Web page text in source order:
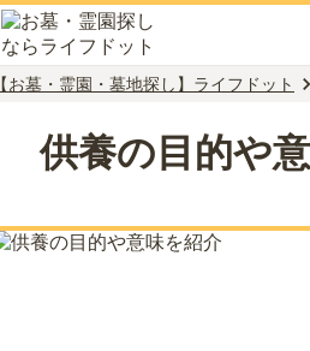
【お墓・霊園・墓地探し】ライフドット
供養の目的や